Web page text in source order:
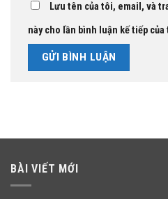
Lưu tên của tôi, email, và
này cho lần bình luận kế tiếp của
BÀI VIẾT MỚI